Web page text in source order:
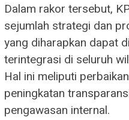
Dalam rakor tersebut,
sejumlah strategi dan
yang diharapkan dapat
terintegrasi di seluruh
Hal ini meliputi
peningkatan
pengawasan internal.